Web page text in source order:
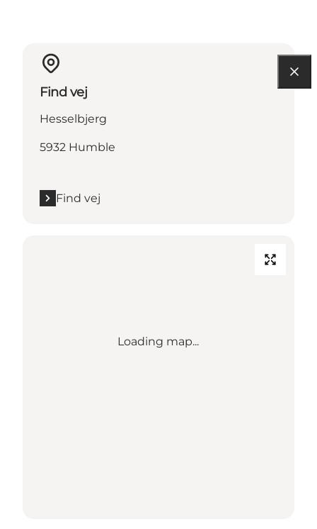
Find vej
Hesselbjerg
5932 Humble
Find vej
Loading map...